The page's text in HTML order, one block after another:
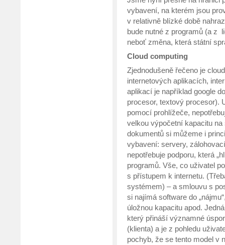
vybavení, na kterém jsou
v relativně blízké době
bude nutné z programů (a z
neboť změna, která státní
Cloud computing
Zjednodušeně řečeno je
internetových aplikacích,
aplikací je například google
procesor, textový procesor).
pomocí prohlížeče,
velkou výpočetní kapacitu
dokumentů si můžeme i
vybavení: servery,
nepotřebuje podporu, která
programů. Vše, co uživatel
s přístupem k internetu.
systémem) – a smlouvu s
si najímá software do
úložnou kapacitu apod.
který přináší významné
(klienta) a je z pohledu
pochyb, že se tento model v